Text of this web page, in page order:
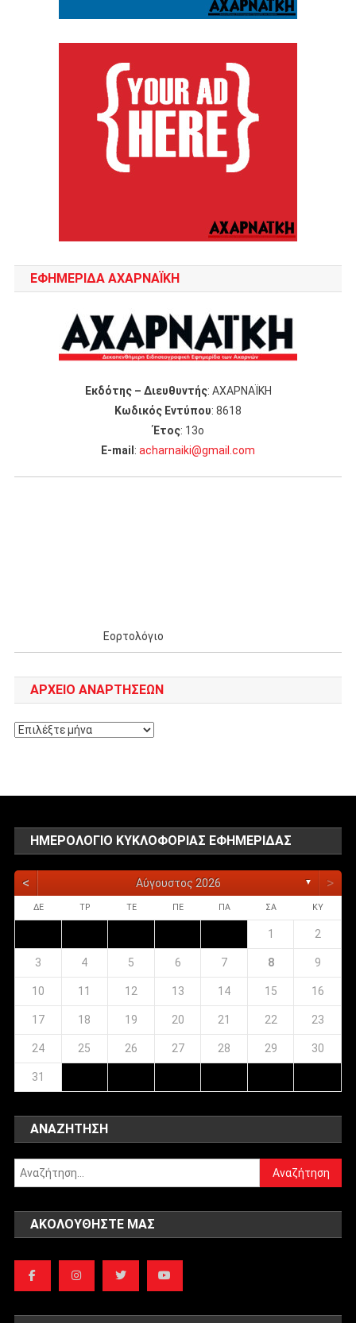
ΕΦΗΜΕΡΙΔΑ ΑΧΑΡΝΑΪΚΗ
Εκδότης – Διευθυντής: ΑΧΑΡΝΑΪΚΗ
Κωδικός Εντύπου: 8618
Έτος: 13ο
Ε-mail : acharnaiki@gmail.com
Εορτολόγιο
ΑΡΧΕΊΟ ΑΝΑΡΤΉΣΕΩΝ
Αρχείο
ΗΜΕΡΟΛΌΓΙΟ ΚΥΚΛΟΦΟΡΊΑΣ ΕΦΗΜΕΡΊΔΑΣ
< Αύγουστος 2026 ▼ >
ΔΕ ΤΡ ΤΕ ΠΕ ΠΑ ΣΑ ΚΥ
1 2
3 4 5 6 7 8 9
10 11 12 13 14 15 16
17 18 19 20 21 22 23
24 25 26 27 28 29 30
31
ΑΝΑΖΉΤΗΣΗ
Αναζήτηση
για:
ΑΚΟΛΟΥΘΉΣΤΕ ΜΑΣ